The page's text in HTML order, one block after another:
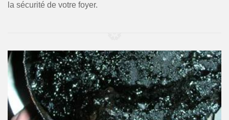
la sécurité de votre foyer.